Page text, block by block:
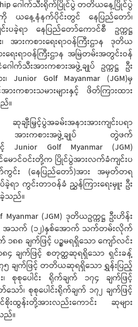
ဂေါက်သီးရိုက်ပြိုင်ပွဲ တတိယနေ့ပြိုင်ပွဲ
ကို ယနေ့နံနက်ပိုင်းတွင် နေပြည်တော်၊
ပခဲ့ရာ နေပြည်တော်ကောင်စီ ဥက္ကဋ္ဌ
အားကစားရေးရာဝန်ကြီးဌာန ဒုတိယ
ရေးရာဝန်ကြီးဌာန အမြဲတမ်းအတွင်းဝန်
ဂေါက်သီးအားကစားအဖွဲ့ချုပ် ဥက္ကဋ္ဌ ဦး
Junior Golf Mayanmar (JGM)မှ
ားကစားသမားများနှင့် ဖိတ်ကြားထား
။
းမြှင့်ပွဲအခမ်းအနားအားကျင်းပရာ
း အားကစားအဖွဲ့ချုပ် တွဲဖက်
Junior Golf Myanmar (JGM)
မောင်ဝင်းတို့က ပြိုင်ပွဲအားလက်ခံကျင်းပ
က်ကွင်း (နေပြည်တော်)အား အမှတ်တရ
ာ ကွင်းတာဝန်ခံ ညွှန်ကြားရေးမှူး ဦး
သည်။
(JGM) ဒုတိယဥက္ကဋ္ဌ ဦးဟိန်း
အသက် (၁၂)နှစ်အောက် သက်တမ်းလိုက်
၁၈၈ ချက်ဖြင့် ပဉ္စမရရှိသော ကျော်လင်း
၈၄ ချက်ဖြင့် စတုတ္ထဆုရရှိသော ရှင်းခန့်
၇၅ ချက်ဖြင့် တတိယဆုရရှိသော ရွှန်းပြည့်
စုစုပေါင်း ရိုက်ချက် ၁၇၄ ချက်ဖြင့်
ာ်၊ စုစုပေါင်းရိုက်ချက် ၁၇၂ ချက်ဖြင့်
ထွန်းတို့အားလည်းကောင်း ဆုများ
ည်။